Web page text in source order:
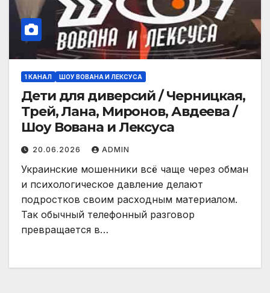
1 КАНАЛ ШОУ ВОВАНА И ЛЕКСУСА
Дети для диверсий / Черницкая,
Трей, Лана, Миронов, Авдеева /
Шоу Вована и Лексуса
20.06.2026 ADMIN
Украинские мошенники всё чаще через обман
и психологическое давление делают
подростков своим расходным материалом.
Так обычный телефонный разговор
превращается в…